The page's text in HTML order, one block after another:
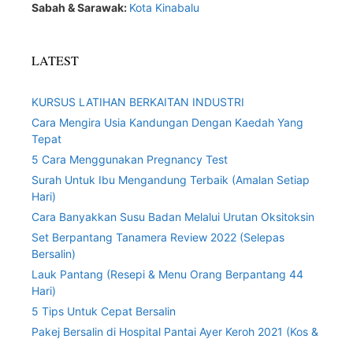
Sabah & Sarawak: Kota Kinabalu
LATEST
KURSUS LATIHAN BERKAITAN INDUSTRI
Cara Mengira Usia Kandungan Dengan Kaedah Yang
Tepat
5 Cara Menggunakan Pregnancy Test
Surah Untuk Ibu Mengandung Terbaik (Amalan Setiap
Hari)
Cara Banyakkan Susu Badan Melalui Urutan Oksitoksin
Set Berpantang Tanamera Review 2022 (Selepas
Bersalin)
Lauk Pantang (Resepi & Menu Orang Berpantang 44
Hari)
5 Tips Untuk Cepat Bersalin
Pakej Bersalin di Hospital Pantai Ayer Keroh 2021 (Kos &